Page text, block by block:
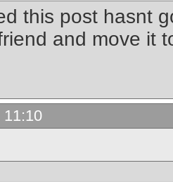
this post hasnt
and move it
11:10